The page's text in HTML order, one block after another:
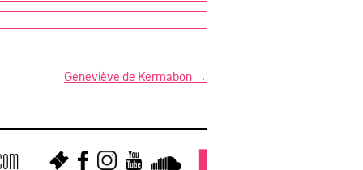
Geneviève de Kermabon →